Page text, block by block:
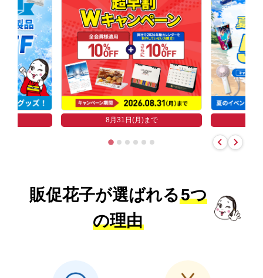
8月31日(月)まで
販促花子が選ばれる5つ
の理由